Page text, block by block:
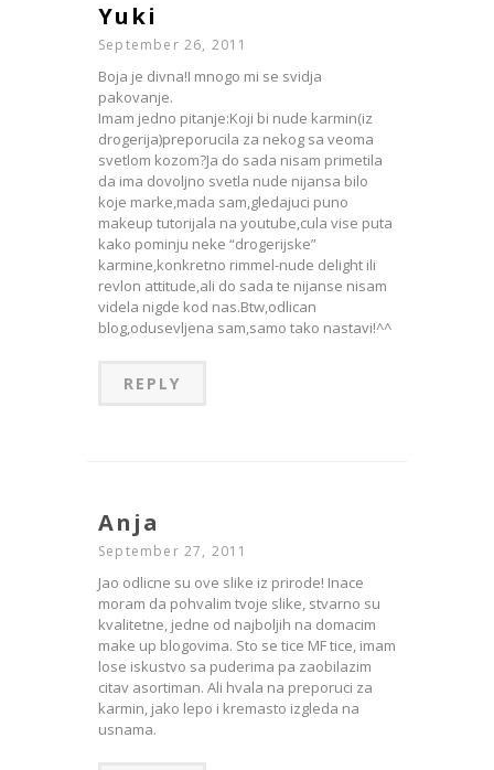
Yuki
September 26, 2011
Boja je divna!I mnogo mi se svidja
pakovanje.
Imam jedno pitanje:Koji bi nude karmin(iz
drogerija)preporucila za nekog sa veoma
svetlom kozom?Ja do sada nisam primetila
da ima dovoljno svetla nude nijansa bilo
koje marke,mada sam,gledajuci puno
makeup tutorijala na youtube,cula vise puta
kako pominju neke “drogerijske”
karmine,konkretno rimmel-nude delight ili
revlon attitude,ali do sada te nijanse nisam
videla nigde kod nas.Btw,odlican
blog,odusevljena sam,samo tako nastavi!^^
REPLY
Anja
September 27, 2011
Jao odlicne su ove slike iz prirode! Inace
moram da pohvalim tvoje slike, stvarno su
kvalitetne, jedne od najboljih na domacim
make up blogovima. Sto se tice MF tice, imam
lose iskustvo sa puderima pa zaobilazim
citav asortiman. Ali hvala na preporuci za
karmin, jako lepo i kremasto izgleda na
usnama.